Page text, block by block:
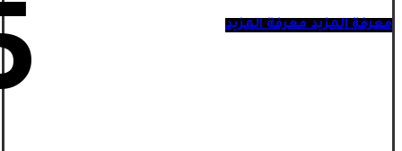
معرفة المزيدمعرفة المزيد